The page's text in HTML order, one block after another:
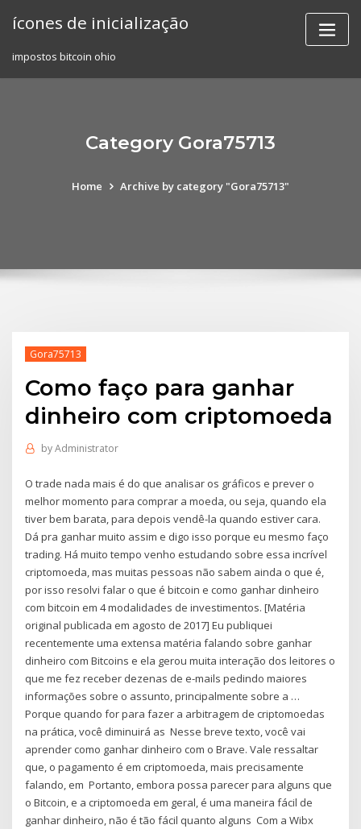
ícones de inicialização
impostos bitcoin ohio
Category Gora75713
Home Archive by category "Gora75713"
Gora75713
Como faço para ganhar
dinheiro com criptomoeda
byAdministrator
O trade nada mais é do que analisar os gráficos e prever o
melhor momento para comprar a moeda, ou seja, quando ela
tiver bem barata, para depois vendê-la quando estiver cara.
Dá pra ganhar muito assim e digo isso porque eu mesmo faço
trading. Há muito tempo venho estudando sobre essa incrível
criptomoeda, mas muitas pessoas não sabem ainda o que é,
por isso resolvi falar o que é bitcoin e como ganhar dinheiro
com bitcoin em 4 modalidades de investimentos. [Matéria
original publicada em agosto de 2017] Eu publiquei
recentemente uma extensa matéria falando sobre ganhar
dinheiro com Bitcoins e ela gerou muita interação dos leitores o
que me fez receber dezenas de e-mails pedindo maiores
informações sobre o assunto, principalmente sobre a …
Porque quando for para fazer a arbitragem de criptomoedas
na prática, você diminuirá as Nesse breve texto, você vai
aprender como ganhar dinheiro com o Brave. Vale ressaltar
que, o pagamento é em criptomoeda, mais precisamente
falando, em Portanto, embora possa parecer para alguns que
o Bitcoin, e a criptomoeda em geral, é uma maneira fácil de
ganhar dinheiro, não é tão fácil quanto alguns Com a Wibx